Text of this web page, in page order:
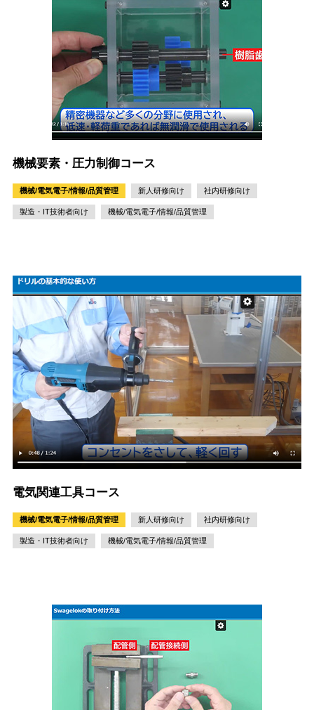
機械要素・圧力制御コース
機械/電気電子/情報/品質管理 新人研修向け 社内研修向け
製造・IT技術者向け 機械/電気電子/情報/品質管理
電気関連工具コース
機械/電気電子/情報/品質管理 新人研修向け 社内研修向け
製造・IT技術者向け 機械/電気電子/情報/品質管理